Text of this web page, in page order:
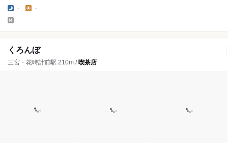
- -
-
くろんぼ
三宮・花時計前駅 210m /喫茶店